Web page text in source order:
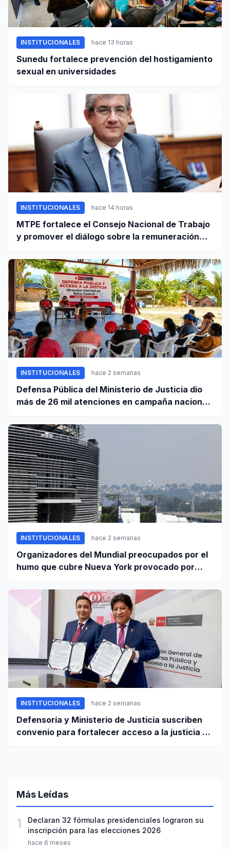
INSTITUCIONALES hace 13 horas
Sunedu fortalece prevención del hostigamiento
sexual en universidades
INSTITUCIONALES hace 14 horas
MTPE fortalece el Consejo Nacional de Trabajo
y promover el diálogo sobre la remuneración
INSTITUCIONALES hace 2 semanas
Defensa Pública del Ministerio de Justicia dio
más de 26 mil atenciones en campaña nacional
INSTITUCIONALES hace 2 semanas
Organizadores del Mundial preocupados por el
humo que cubre Nueva York provocado por
INSTITUCIONALES hace 2 semanas
Defensoría y Ministerio de Justicia suscriben
convenio para fortalecer acceso a la justicia a
Más Leídas
1
Declaran 32 fórmulas presidenciales lograron su
inscripción para las elecciones 2026
hace 6 meses